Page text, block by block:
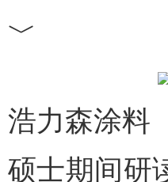
﹀
浩力森涂料
硕士期间研